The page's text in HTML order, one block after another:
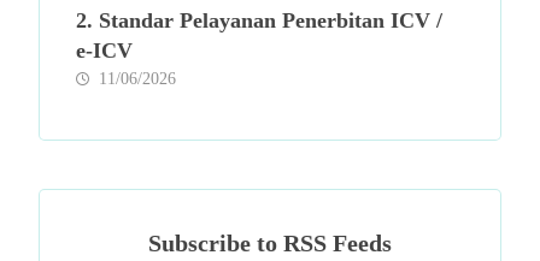
2. Standar Pelayanan Penerbitan ICV /
e-ICV
11/06/2026
Subscribe to RSS Feeds